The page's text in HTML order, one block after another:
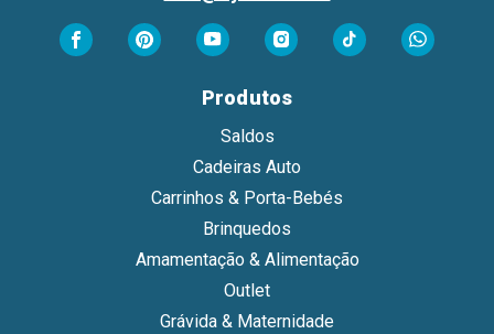
Produtos
Saldos
Cadeiras Auto
Carrinhos & Porta-Bebés
Brinquedos
Amamentação & Alimentação
Outlet
Grávida & Maternidade